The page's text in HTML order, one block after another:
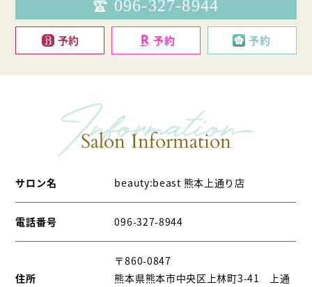
096-327-8944
予約 予約 予約
Salon Information
サロン名 beauty:beast 熊本上通り店
電話番号 096-327-8944
住所
〒860-0847
熊本県熊本市中央区上林町3-41 上通